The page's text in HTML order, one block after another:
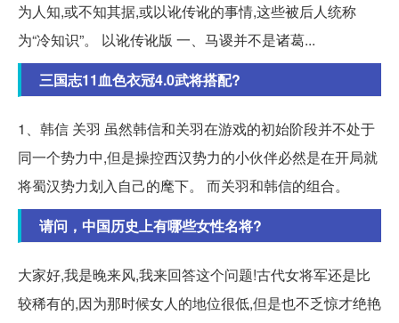
为人知,或不知其据,或以讹传讹的事情,这些被后人统称
为“冷知识”。 ‬以讹传讹版 一、马谡并不是诸葛...
三国志11血色衣冠4.0武将搭配?
1、韩信 关羽 虽然韩信和关羽在游戏的初始阶段并不处于
同一个势力中,但是操控西汉势力的小伙伴必然是在开局就
将蜀汉势力划入自己的麾下。 而关羽和韩信的组合。
请问，中国历史上有哪些女性名将?
大家好,我是晚来风,我来回答这个问题!古代女将军还是比
较稀有的,因为那时候女人的地位很低,但是也不乏惊才绝艳